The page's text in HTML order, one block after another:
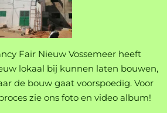
Fair Nieuw Vossemeer heeft
lokaal bij kunnen laten bouwen,
de bouw gaat voorspoedig. Voor
zie ons foto en video album!